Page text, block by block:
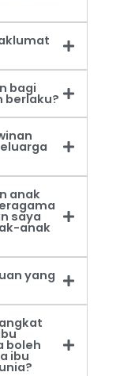
bagi
berlaku?
anak
saya
anak
yang
boleh
ibu